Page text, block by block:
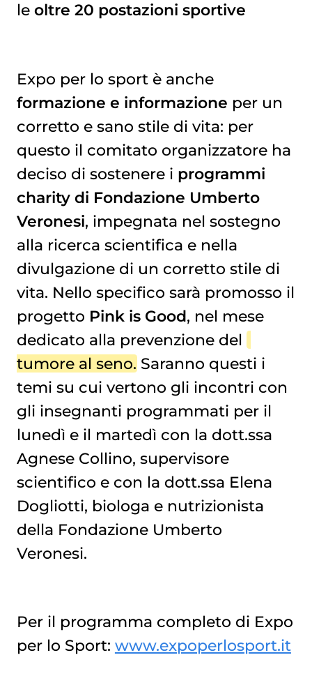
le oltre 20 postazioni sportive
Expo per lo sport è anche
formazione e informazione per un
corretto e sano stile di vita: per
questo il comitato organizzatore ha
deciso di sostenere i programmi
charity di Fondazione Umberto
Veronesi, impegnata nel sostegno
alla ricerca scientifica e nella
divulgazione di un corretto stile di
vita. Nello specifico sarà promosso il
progetto Pink is Good, nel mese
dedicato alla prevenzione del
tumore al seno. Saranno questi i
temi su cui vertono gli incontri con
gli insegnanti programmati per il
lunedì e il martedì con la dott.ssa
Agnese Collino, supervisore
scientifico e con la dott.ssa Elena
Dogliotti, biologa e nutrizionista
della Fondazione Umberto
Veronesi.
Per il programma completo di Expo
per lo Sport: www.expoperlosport.it